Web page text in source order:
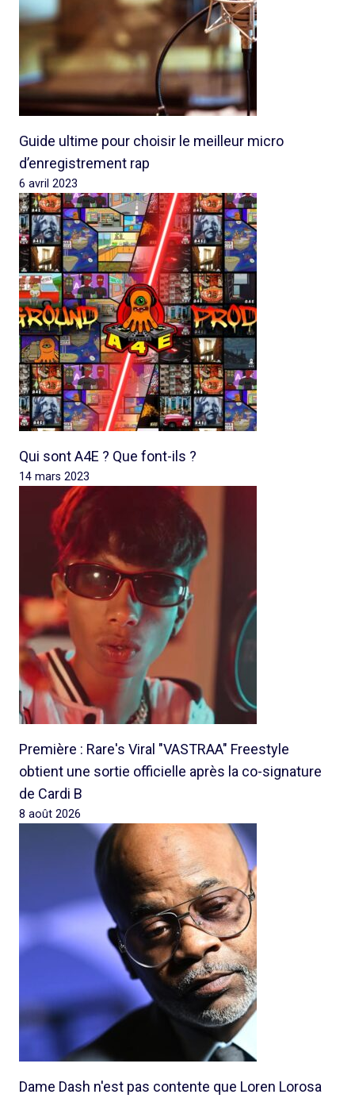
Guide ultime pour choisir le meilleur micro
d’enregistrement rap
6 avril 2023
Qui sont A4E ? Que font-ils ?
14 mars 2023
Première : Rare's Viral "VASTRAA" Freestyle
obtient une sortie officielle après la co-signature
de Cardi B
8 août 2026
Dame Dash n'est pas contente que Loren Lorosa